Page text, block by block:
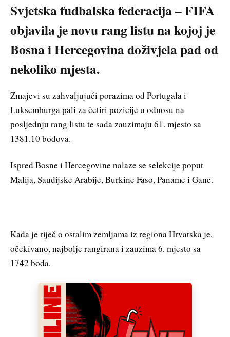
Svjetska fudbalska federacija – FIFA
objavila je novu rang listu na kojoj je
Bosna i Hercegovina doživjela pad od
nekoliko mjesta.
Zmajevi su zahvaljujući porazima od Portugala i
Luksemburga pali za četiri pozicije u odnosu na
posljednju rang listu te sada zauzimaju 61. mjesto sa
1381.10 bodova.
Ispred Bosne i Hercegovine nalaze se selekcije poput
Malija, Saudijske Arabije, Burkine Faso, Paname i Gane.
Kada je riječ o ostalim zemljama iz regiona Hrvatska je,
očekivano, najbolje rangirana i zauzima 6. mjesto sa
1742 boda.